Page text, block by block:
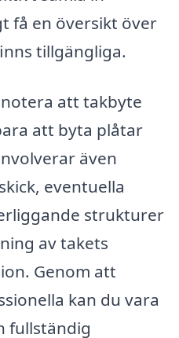
få en översikt över
tillgängliga.
att takbyte
att byta plåtar
även
eventuella
strukturer
av takets
Genom att
kan du vara
fullständig